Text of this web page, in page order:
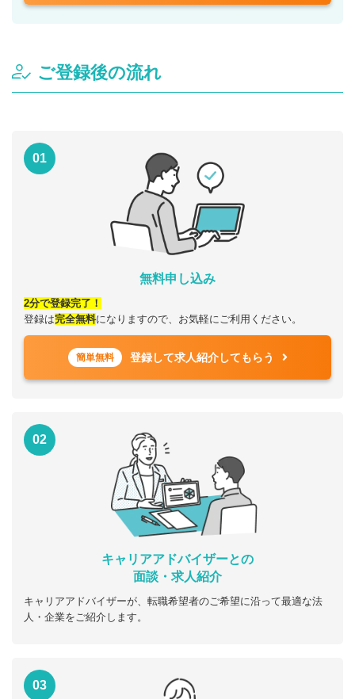
ご登録後の流れ
01
無料申し込み
2分で登録完了！
登録は完全無料になりますので、お気軽にご利用ください。
簡単無料 登録して求人紹介してもらう
02
キャリアアドバイザーとの
面談・求人紹介
キャリアアドバイザーが、転職希望者のご希望に沿って最適な法
人・企業をご紹介します。
03